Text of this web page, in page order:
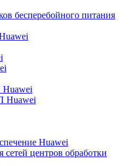
бесперебойного питания
Huawei
Huawei
Huawei
центров обработки